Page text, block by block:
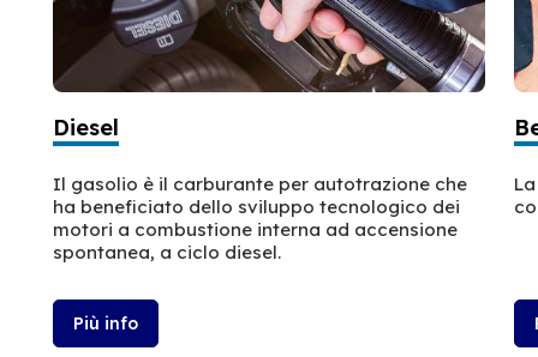
Diesel
Il gasolio è il carburante per autotrazione che
ha beneficiato dello sviluppo tecnologico dei
motori a combustione interna ad accensione
spontanea, a ciclo diesel.
Più info